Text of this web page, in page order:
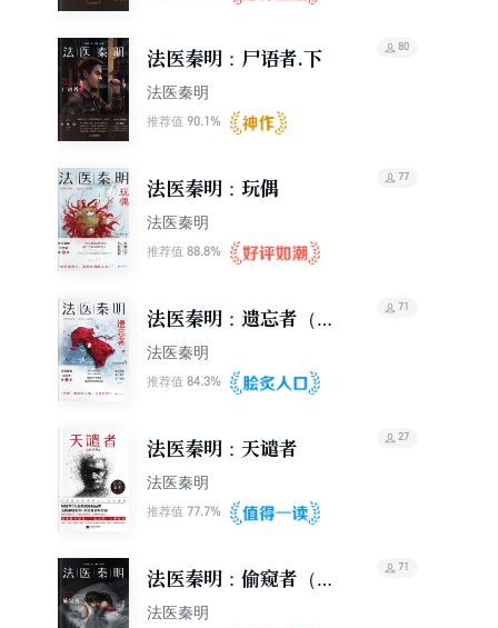
法医秦明：尸语者.下
法医秦明
推荐值 90.1%
80
法医秦明：玩偶
法医秦明
推荐值 88.8%
77
法医秦明：遗忘者（独
家定制版）
法医秦明
推荐值 84.3%
71
法医秦明：天谴者
法医秦明
推荐值 77.7%
27
法医秦明：偷窥者（新
版）
法医秦明
71